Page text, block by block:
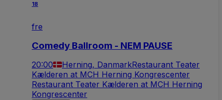
18
fre
Comedy Ballroom - NEM PAUSE
20:00 Herning, DanmarkRestaurant Teater
Kælderen at MCH Herning Kongrescenter
Restaurant Teater Kælderen at MCH Herning
Kongrescenter